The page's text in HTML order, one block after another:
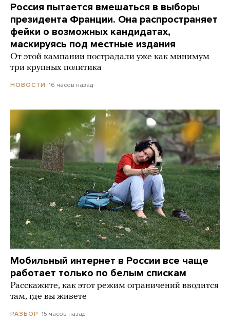
Россия пытается вмешаться в выборы
президента Франции. Она распространяет
фейки о возможных кандидатах,
маскируясь под местные издания
От этой кампании пострадали уже как минимум
три крупных политика
НОВОСТИ 16 часов назад
Мобильный интернет в России все чаще
работает только по белым спискам
Расскажите, как этот режим ограничений вводится
там, где вы живете
РАЗБОР 15 часов назад